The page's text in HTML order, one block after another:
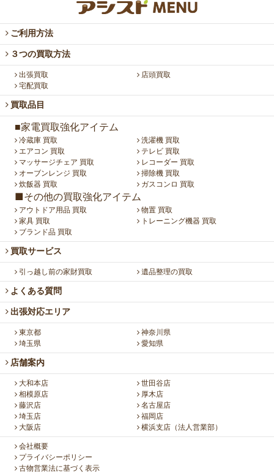
ご利用方法
３つの買取方法
出張買取
店頭買取
宅配買取
買取品目
■家電買取強化アイテム
冷蔵庫 買取
洗濯機 買取
エアコン 買取
テレビ 買取
マッサージチェア 買取
レコーダー 買取
オーブンレンジ 買取
掃除機 買取
炊飯器 買取
ガスコンロ 買取
■その他の買取強化アイテム
アウトドア用品 買取
物置 買取
家具 買取
トレーニング機器 買取
ブランド品 買取
買取サービス
引っ越し前の家財買取 遺品整理の買取
よくある質問
出張対応エリア
東京都
神奈川県
埼玉県
愛知県
店舗案内
大和本店
世田谷店
相模原店
厚木店
藤沢店
名古屋店
埼玉店
福岡店
大阪店
横浜支店（法人営業部）
会社概要
プライバシーポリシー
古物営業法に基づく表示